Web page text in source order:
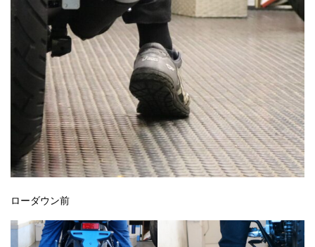
ローダウン前